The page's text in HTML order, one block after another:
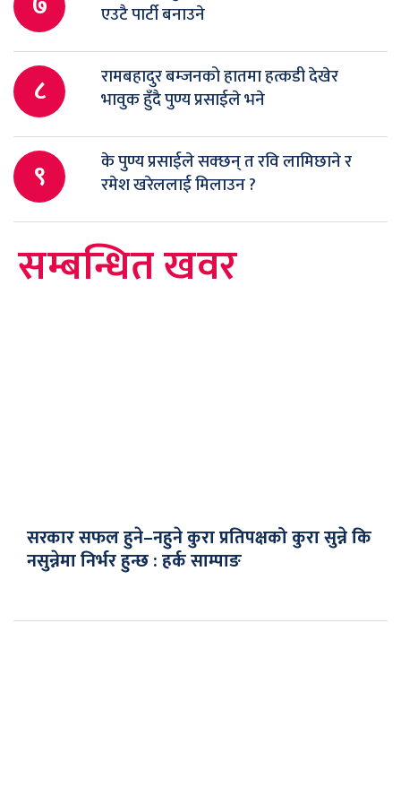
एउटै पार्टी बनाउने
८
रामबहादुर बम्जनको हातमा हत्कडी देखेर
भावुक हुँदै पुण्य प्रसाईले भने
९
के पुण्य प्रसाईले सक्छन् त रवि लामिछाने र
रमेश खरेललाई मिलाउन ?
सम्बन्धित खवर
सरकार सफल हुने–नहुने कुरा प्रतिपक्षको कुरा सुन्ने कि
नसुन्नेमा निर्भर हुन्छ : हर्क साम्पाङ